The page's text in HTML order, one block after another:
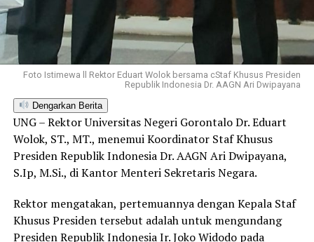
Foto Istimewa ll Rektor Eduart Wolok bersama cStaf Khusus Presiden
Republik Indonesia Dr. AAGN Ari Dwipayana
Dengarkan Berita
UNG – Rektor Universitas Negeri Gorontalo Dr. Eduart
Wolok, ST., MT., menemui Koordinator Staf Khusus
Presiden Republik Indonesia Dr. AAGN Ari Dwipayana,
S.Ip, M.Si., di Kantor Menteri Sekretaris Negara.
Rektor mengatakan, pertemuannya dengan Kepala Staf
Khusus Presiden tersebut adalah untuk mengundang
Presiden Republik Indonesia Ir. Joko Widodo pada